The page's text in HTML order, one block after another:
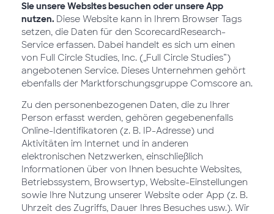
Sie unsere Websites besuchen oder unsere App
nutzen. Diese Website kann in Ihrem Browser Tags
setzen, die Daten für den ScorecardResearch-
Service erfassen. Dabei handelt es sich um einen
von Full Circle Studies, Inc. („Full Circle Studies”)
angebotenen Service. Dieses Unternehmen gehört
ebenfalls der Marktforschungsgruppe Comscore an.
Zu den personenbezogenen Daten, die zu Ihrer
Person erfasst werden, gehören gegebenenfalls
Online-Identifikatoren (z. B. IP-Adresse) und
Aktivitäten im Internet und in anderen
elektronischen Netzwerken, einschließlich
Informationen über von Ihnen besuchte Websites,
Betriebssystem, Browsertyp, Website-Einstellungen
sowie Ihre Nutzung unserer Website oder App (z. B.
Uhrzeit des Zugriffs, Dauer Ihres Besuches usw.). Wir